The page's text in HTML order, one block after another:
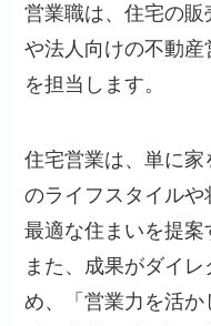
営業職は、住宅の
や法人向けの不動
を担当します。
住宅営業は、単に
のライフスタイルや
最適な住まいを提案
また、成果がダイ
め、「営業力を活か